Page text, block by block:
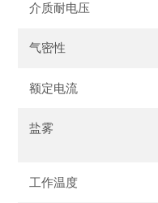
介质耐电压
气密性
额定电流
盐雾
工作温度